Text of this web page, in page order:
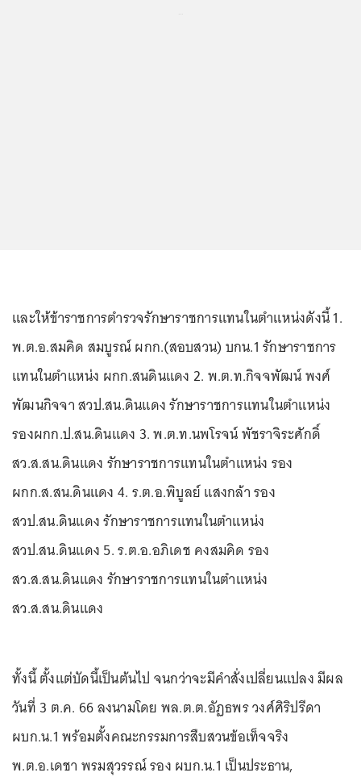
และให้ข้าราชการตำรวจรักษาราชการแทนในตำแหน่งดังนี้ 1.
พ.ต.อ.สมคิด สมบูรณ์ ผกก.(สอบสวน) บกน.1 รักษาราชการ
แทนในตำแหน่ง ผกก.สนดินแดง 2. พ.ต.ท.กิจจพัฒน์ พงศ์
พัฒนกิจจา สวป.สน.ดินแดง รักษาราชการแทนในตำแหน่ง
รองผกก.ป.สน.ดินแดง 3. พ.ต.ท.นพโรจน์ พัชราจิระศักดิ์
สว.ส.สน.ดินแดง รักษาราชการแทนในตำแหน่ง รอง
ผกก.ส.สน.ดินแดง 4. ร.ต.อ.พิบูลย์ แสงกล้า รอง
สวป.สน.ดินแดง รักษาราชการแทนในตำแหน่ง
สวป.สน.ดินแดง 5. ร.ต.อ.อภิเดช คงสมคิด รอง
สว.ส.สน.ดินแดง รักษาราชการแทนในตำแหน่ง
สว.ส.สน.ดินแดง
ทั้งนี้ ตั้งแต่บัดนี้เป็นต้นไป จนกว่าจะมีคำสั่งเปลี่ยนแปลง มีผล
วันที่ 3 ต.ค. 66 ลงนามโดย พล.ต.ต.อัฏธพร วงศ์ศิริปรีดา
ผบก.น.1 พร้อมตั้งคณะกรรมการสืบสวนข้อเท็จจริง
พ.ต.อ.เดชา พรมสุวรรณ์ รอง ผบก.น.1 เป็นประธาน,